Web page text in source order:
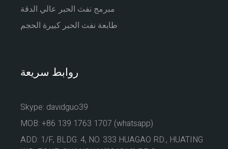
مبرمج نفث الحبر عالي الدقة
طابعة نفث الحبر كبيرة الحجم
روابط سريعة
Skype: davidguo39
MOB: +86 139 1763 1707 (whatsapp)
ADD: 1/F, BLDG. 4, NO. 333 HUAGAO RD., HUATING